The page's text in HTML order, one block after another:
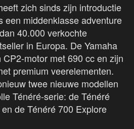
zich sinds zijn introductie
een middenklasse adventure
40.000 verkochte
in Europa. De Yamaha
motor met 690 cc en zijn
premium veerelementen.
twee nieuwe modellen
Ténéré-serie: de Ténéré
de Ténéré 700 Explore